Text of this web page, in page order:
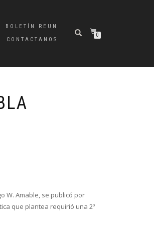
BOLETÍN REUN
CONTACTANOS
0
W. Amable, se publicó por
que plantea requirió una 2º